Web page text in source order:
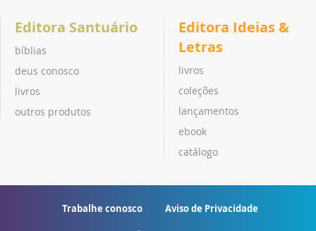
Editora Santuário
bíblias
deus conosco
livros
outros produtos
Editora Ideias &
Letras
livros
coleções
lançamentos
ebook
catálogo
Trabalhe conosco Aviso de Privacidade